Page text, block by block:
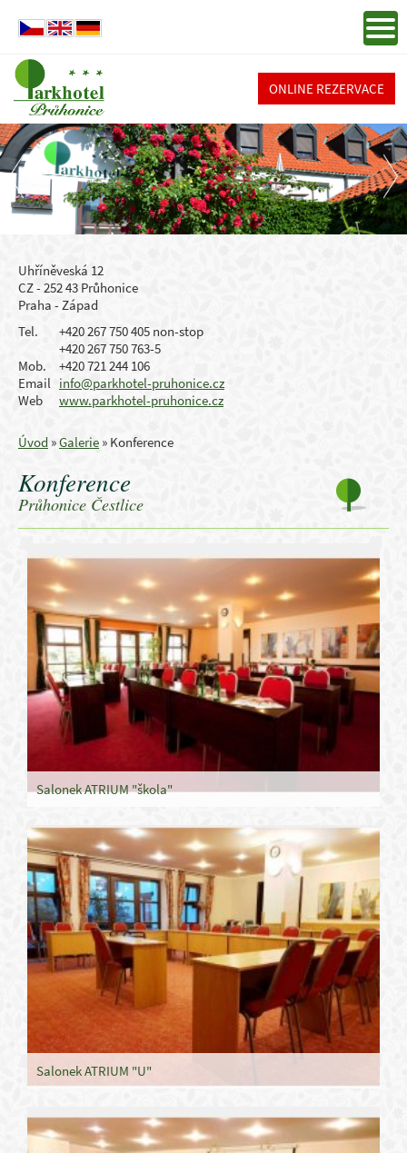
ONLINE REZERVACE
Uhříněveská 12
CZ - 252 43 Průhonice
Praha - Západ
Tel.
+420 267 750 405 non-stop
+420 267 750 763-5
Mob.
+420 721 244 106
Email info@parkhotel-pruhonice.cz
Web
www.parkhotel-pruhonice.cz
Úvod »Galerie » Konference
Konference
Průhonice Čestlice
Salonek ATRIUM "škola"
Salonek ATRIUM "U"